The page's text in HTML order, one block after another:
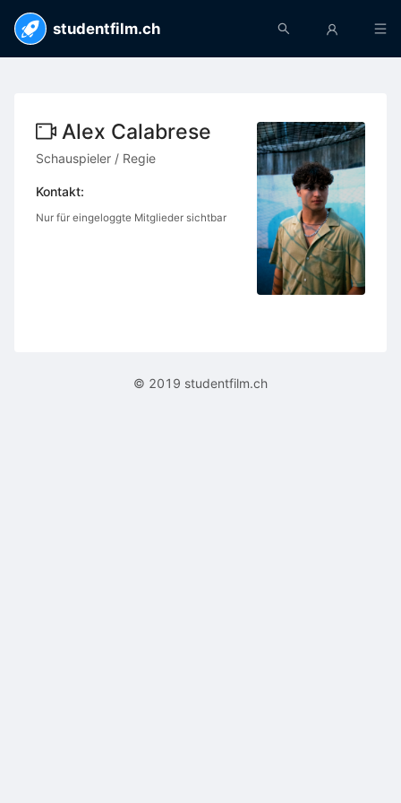
studentfilm.ch
Alex Calabrese
Schauspieler / Regie
Kontakt:
Nur für eingeloggte Mitglieder sichtbar
© 2019 studentfilm.ch